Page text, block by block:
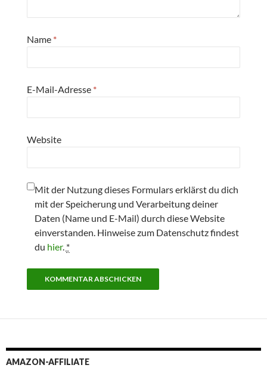
Name *
E-Mail-Adresse *
Website
Mit der Nutzung dieses Formulars erklärst du dich
mit der Speicherung und Verarbeitung deiner
Daten (Name und E-Mail) durch diese Website
einverstanden. Hinweise zum Datenschutz findest
du hier. *
AMAZON-AFFILIATE